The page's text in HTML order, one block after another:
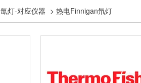
氙灯-对应仪器 > 热电Finnigan氘灯